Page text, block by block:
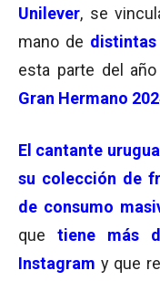
Unilever, se
mano de
esta parte del año
Gran Hermano
El cantante
su colección de
de consumo
que tiene más
Instagram y que